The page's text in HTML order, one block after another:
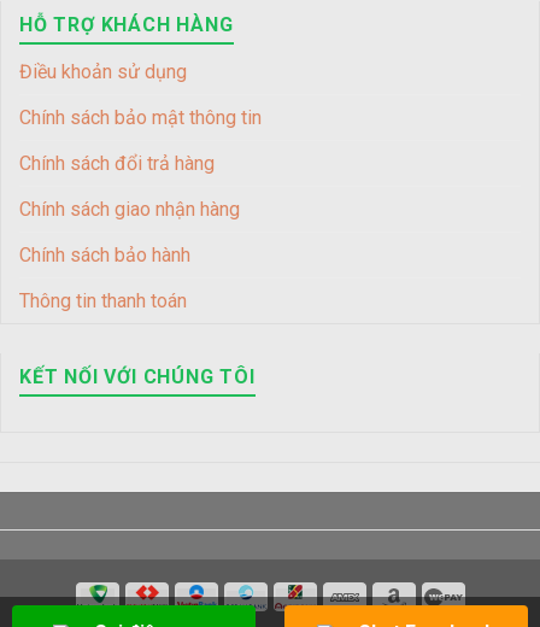
HỖ TRỢ KHÁCH HÀNG
Điều khoản sử dụng
Chính sách bảo mật thông tin
Chính sách đổi trả hàng
Chính sách giao nhận hàng
Chính sách bảo hành
Thông tin thanh toán
KẾT NỐI VỚI CHÚNG TÔI